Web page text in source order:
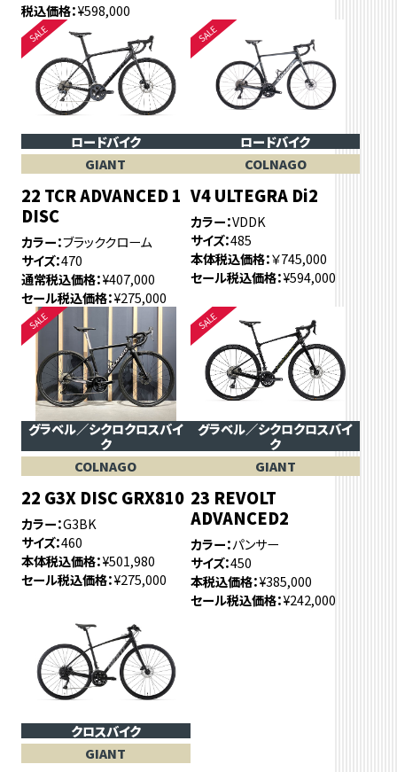
税込価格 ¥598,000
ロードバイク
GIANT
22 TCR ADVANCED 1
DISC
カラー ブラッククローム
サイズ 470
通常税込価格 ¥407,000
セール税込価格 ¥275,000
ロードバイク
COLNAGO
V4 ULTEGRA Di2
カラー VDDK
サイズ 485
本体税込価格 ￥745,000
セール税込価格 ¥594,000
グラベル／シクロクロスバイ
ク
COLNAGO
22 G3X DISC GRX810
カラー G3BK
サイズ 460
本体税込価格 ¥501,980
セール税込価格 ¥275,000
グラベル／シクロクロスバイ
ク
GIANT
23 REVOLT
ADVANCED2
カラー パンサー
サイズ 450
本税込価格 ¥385,000
セール税込価格 ¥242,000
クロスバイク
GIANT